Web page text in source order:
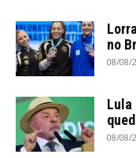
no
08/08/
Lula
08/08/